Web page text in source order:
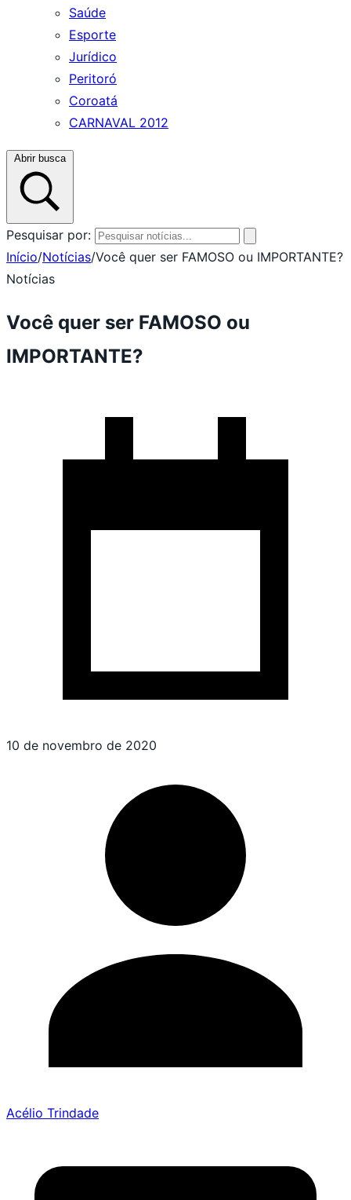
Saúde
Esporte
Jurídico
Peritoró
Coroatá
CARNAVAL 2012
Abrir busca
Pesquisar por:
Início/Notícias/Você quer ser FAMOSO ou IMPORTANTE?
Notícias
Você quer ser FAMOSO ou
IMPORTANTE?
10 de novembro de 2020
Acélio Trindade